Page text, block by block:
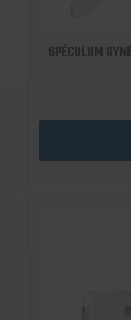
SPÉCULUM